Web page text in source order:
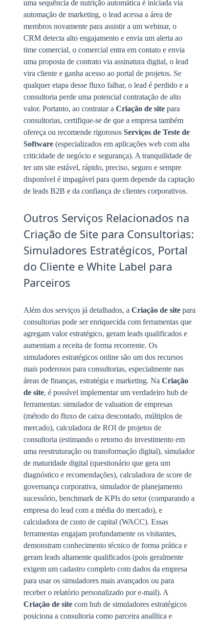
uma sequência de nutrição automática é iniciada via
automação de marketing, o lead acessa a área de
membros novamente para assistir a um webinar, o
CRM detecta alto engajamento e envia um alerta ao
time comercial, o comercial entra em contato e envia
uma proposta de contrato via assinatura digital, o lead
vira cliente e ganha acesso ao portal de projetos. Se
qualquer etapa desse fluxo falhar, o lead é perdido e a
consultoria perde uma potencial contratação de alto
valor. Portanto, ao contratar a Criação de site para
consultorias, certifique-se de que a empresa também
ofereça ou recomende rigorosos Serviços de Teste de
Software (especializados em aplicações web com alta
criticidade de negócio e segurança). A tranquilidade de
ter um site estável, rápido, preciso, seguro e sempre
disponível é impagável para quem depende da captação
de leads B2B e da confiança de clientes corporativos.
Outros Serviços Relacionados na
Criação de Site para Consultorias:
Simuladores Estratégicos, Portal
do Cliente e White Label para
Parceiros
Além dos serviços já detalhados, a Criação de site para
consultorias pode ser enriquecida com ferramentas que
agregam valor estratégico, geram leads qualificados e
aumentam a receita de forma recorrente. Os
simuladores estratégicos online são um dos recursos
mais poderosos para consultorias, especialmente nas
áreas de finanças, estratégia e marketing. Na Criação
de site, é possível implementar um verdadeiro hub de
ferramentas: simulador de valuation de empresas
(método do fluxo de caixa descontado, múltiplos de
mercado), calculadora de ROI de projetos de
consultoria (estimando o retorno do investimento em
uma reestruturação ou transformação digital), simulador
de maturidade digital (questionário que gera um
diagnóstico e recomendações), calculadora de score de
governança corporativa, simulador de planejamento
sucessório, benchmark de KPIs do setor (comparando a
empresa do lead com a média do mercado), e
calculadora de custo de capital (WACC). Essas
ferramentas engajam profundamente os visitantes,
demonstram conhecimento técnico de forma prática e
geram leads altamente qualificados (pois geralmente
exigem um cadastro completo com dados da empresa
para usar os simuladores mais avançados ou para
receber o relatório personalizado por e-mail). A
Criação de site com hub de simuladores estratégicos
posiciona a consultoria como parceira analítica e